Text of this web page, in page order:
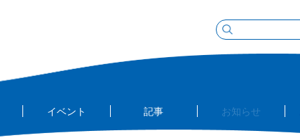
イベント 記事 お知らせ